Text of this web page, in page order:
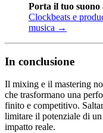
Porta il tuo suono
Clockbeats e
musica →
In conclusione
Il mixing e il mastering
che trasformano una
finito e competitivo.
limitare il potenziale di
impatto reale.